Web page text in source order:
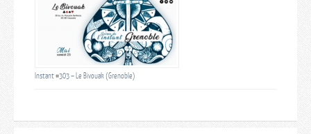
Instant #303 – Le Bivouak (Grenoble)